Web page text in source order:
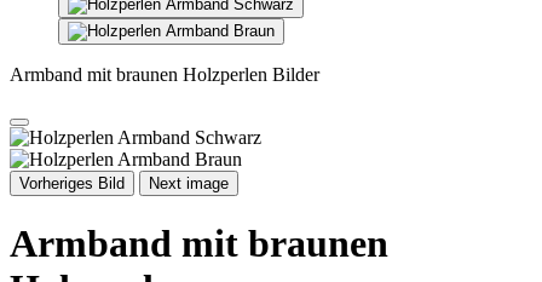
Armband mit braunen Holzperlen Bilder
Vorheriges Bild Next image
Armband mit braunen